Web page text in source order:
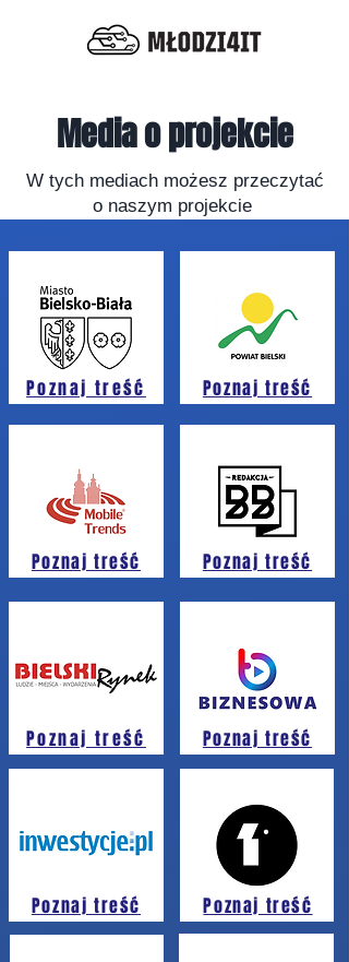
Media o projekcie
W tych mediach możesz przeczytać
o naszym projekcie
Poznaj treść Poznaj treść
Poznaj treść Poznaj treść
Poznaj treść Poznaj treść
Poznaj treść Poznaj treść